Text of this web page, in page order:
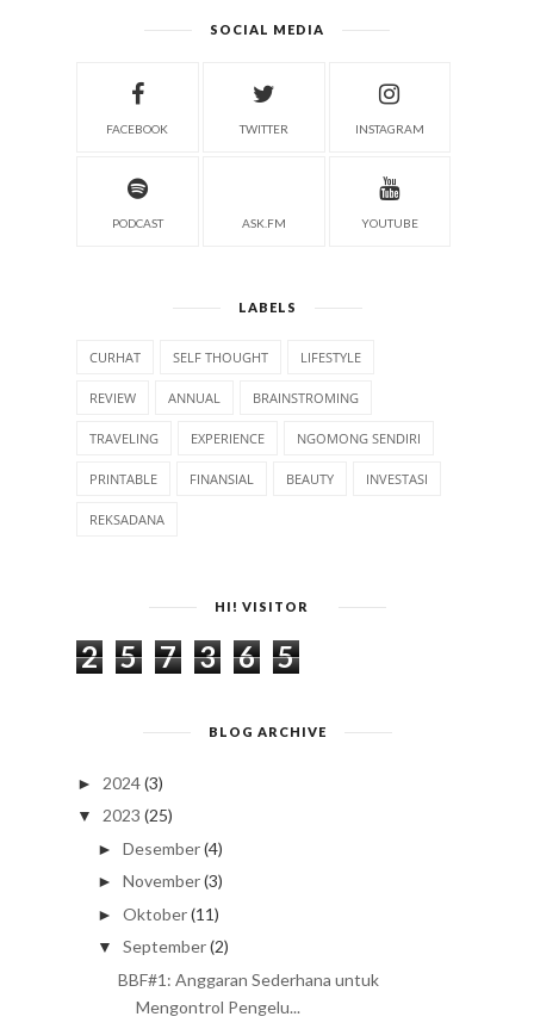
SOCIAL MEDIA
FACEBOOK TWITTER INSTAGRAM
PODCAST ASK.FM YOUTUBE
LABELS
CURHAT SELF THOUGHT LIFESTYLE
REVIEW ANNUAL BRAINSTROMING
TRAVELING EXPERIENCE NGOMONG SENDIRI
PRINTABLE FINANSIAL BEAUTY INVESTASI
REKSADANA
HI! VISITOR
2 5 7 3 6 5
BLOG ARCHIVE
► 2024(3)
▼ 2023 (25)
► Desember(4)
► November(3)
► Oktober(11)
▼ September(2)
BBF#1: Anggaran Sederhana untuk
Mengontrol Pengelu...